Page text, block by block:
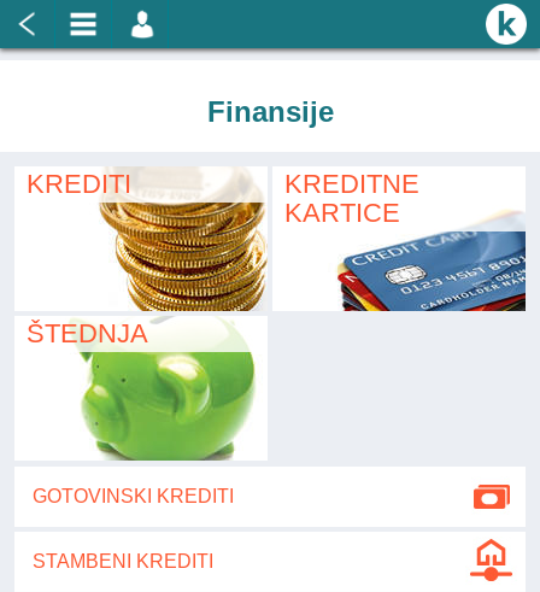
Finansije
KREDITI
KREDITNE
KARTICE
ŠTEDNJA
GOTOVINSKI KREDITI
STAMBENI KREDITI